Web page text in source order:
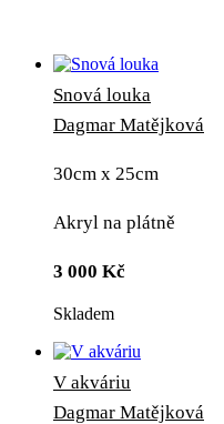
Snová louka
Dagmar Matějková
30cm x 25cm
Akryl na plátně
3 000 Kč
Skladem
V akváriu
Dagmar Matějková